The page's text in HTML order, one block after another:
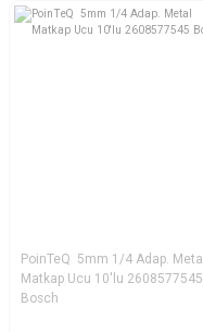
PoinTeQ 5mm 1/4 Adap. Metal
Matkap Ucu 10'lu 2608577545
Bosch